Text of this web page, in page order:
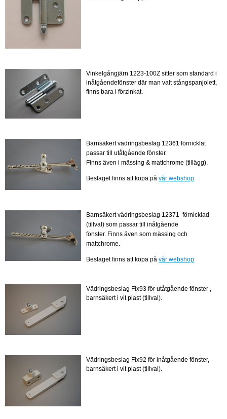
Vinkelgångjärn 1223-100Z sitter som standard i
inåtgåendefönster där man valt stångspanjolett,
finns bara i förzinkat.
Barnsäkert vädringsbeslag 12361 förnicklat
passar till utåtgående fönster.
Finns även i mässing & mattchrome (tillägg).
Beslaget finns att köpa på vår webshop
Barnsäkert vädringsbeslag 12371 förnicklad
(tillval) som passar till inåtgående
fönster. Finns även som mässing och
mattchrome.
Beslaget finns att köpa på vår webshop
Vädringsbeslag Fix93 för utåtgående fönster ,
barnsäkert i vit plast (tillval).
Vädringsbeslag Fix92 för inåtgående fönster,
barnsäkert i vit plast (tillval).